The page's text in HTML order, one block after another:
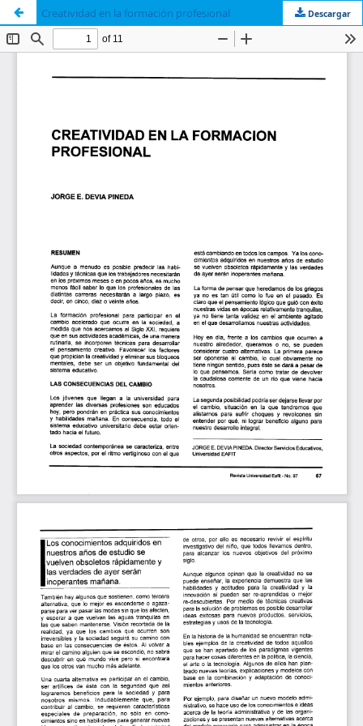
Creatividad en la formación profesional Descargar